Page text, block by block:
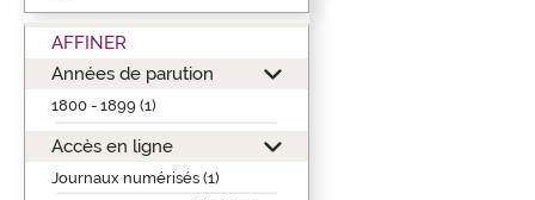
AFFINER
Années de parution
1800 - 1899 (1)
Accès en ligne
Journaux numérisés (1)